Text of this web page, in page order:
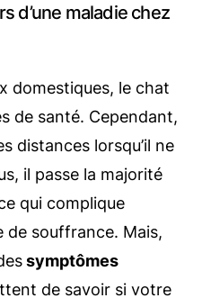
d’une maladie chez
domestiques, le chat
de santé. Cependant,
distances lorsqu’il ne
il passe la majorité
qui complique
de souffrance. Mais,
symptômes
de savoir si votre